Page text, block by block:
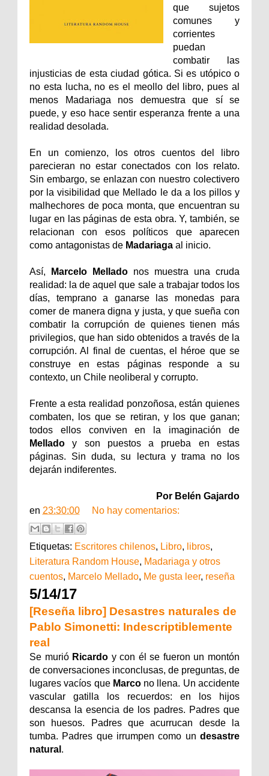
que sujetos
comunes y
corrientes
puedan
combatir las
injusticias de esta ciudad gótica. Si es utópico o
no esta lucha, no es el meollo del libro, pues al
menos Madariaga nos demuestra que sí se
puede, y eso hace sentir esperanza frente a una
realidad desolada.
En un comienzo, los otros cuentos del libro
parecieran no estar conectados con los relato.
Sin embargo, se enlazan con nuestro colectivero
por la visibilidad que Mellado le da a los pillos y
malhechores de poca monta, que encuentran su
lugar en las páginas de esta obra. Y, también, se
relacionan con esos políticos que aparecen
como antagonistas de Madariaga al inicio.
Así, Marcelo Mellado nos muestra una cruda
realidad: la de aquel que sale a trabajar todos los
días, temprano a ganarse las monedas para
comer de manera digna y justa, y que sueña con
combatir la corrupción de quienes tienen más
privilegios, que han sido obtenidos a través de la
corrupción. Al final de cuentas, el héroe que se
construye en estas páginas responde a su
contexto, un Chile neoliberal y corrupto.
Frente a esta realidad ponzoñosa, están quienes
combaten, los que se retiran, y los que ganan;
todos ellos conviven en la imaginación de
Mellado y son puestos a prueba en estas
páginas. Sin duda, su lectura y trama no los
dejarán indiferentes.
Por Belén Gajardo
en 23:30:00 No hay comentarios:
Etiquetas: Escritores chilenos, Libro, libros,
Literatura Random House, Madariaga y otros
cuentos, Marcelo Mellado, Me gusta leer, reseña
5/14/17
[Reseña libro] Desastres naturales de
Pablo Simonetti: Indescriptiblemente
real
Se murió Ricardo y con él se fueron un montón
de conversaciones inconclusas, de preguntas, de
lugares vacíos que Marco no llena. Un accidente
vascular gatilla los recuerdos: en los hijos
descansa la esencia de los padres. Padres que
son huesos. Padres que acurrucan desde la
tumba. Padres que irrumpen como un desastre
natural .